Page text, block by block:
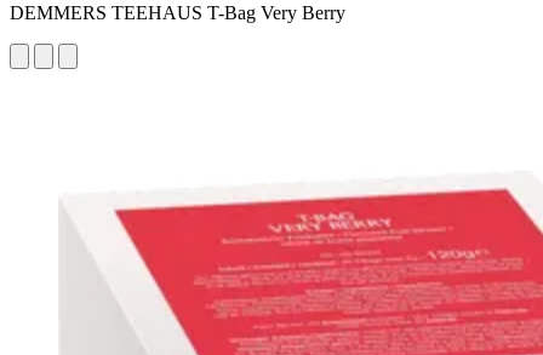
DEMMERS TEEHAUS T-Bag Very Berry